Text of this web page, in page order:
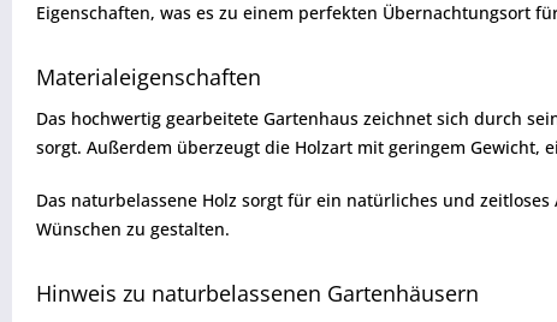
Eigenschaften, was es zu einem perfekten Übernachtungsort
Materialeigenschaften
Das hochwertig gearbeitete Gartenhaus zeichnet sich durch
sorgt. Außerdem überzeugt die Holzart mit geringem Gewicht,
Das naturbelassene Holz sorgt für ein natürliches und
Wünschen zu gestalten.
Hinweis zu naturbelassenen Gartenhäusern